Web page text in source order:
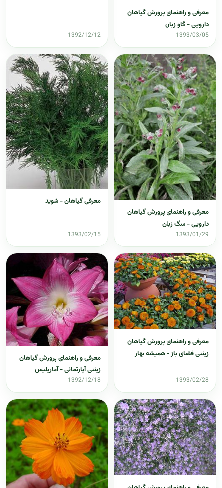
معرفی و راهنمای پرورش گیاهان
دارویی - گاو زبان
1393/03/05
1392/12/12
معرفی و راهنمای پرورش گیاهان
دارویی - سگ زبان
1393/01/29
معرفی گیاهان - شوید
1393/02/15
معرفی و راهنمای پرورش گیاهان
زینتی فضای باز - همیشه بهار
1393/02/28
معرفی و راهنمای پرورش گیاهان
زینتی آپارتمانی - آماریلیس
1392/12/18